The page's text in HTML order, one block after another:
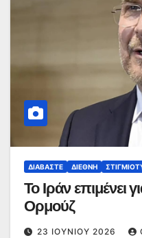
ΔΙΑΒΆΣΤΕ ΔΙΕΘΝΉ
Το Ιράν επιμένει
Ορμούζ
23 ΙΟΥΝΊΟΥ 2026